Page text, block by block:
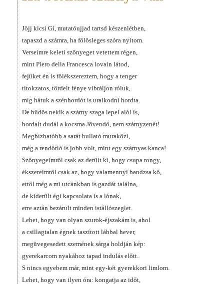
Jöjj kicsi Gí, mutatóujjad tartsd készenlétben,
tapaszd a számra, ha fölösleges szóra nyitom.
Verseimre keleti szőnyeget vetettem régen,
mint Piero della Francesca lovain látod,
fejüket én is fölékszereztem, hogy a tenger
titokzatos, tördelt fénye vibráljon róluk,
míg hátuk a szénhordót is uralkodni hordta.
De büdös nekik a szárny szaga lepel alól is,
bordalt dudál a kocsma Jövendő, nem szárnyzenét!
Megbízhatóbb a sarát hullató muraközi,
még a rendőrló is jobb volt, mint egy szárnyas kanca!
Szőnyegeimről csak az derült ki, hogy csupa rongy,
ékszereimről csak az, hogy valamennyi bandzsa kő,
ettől még a mi utcánkban is gazdát találna,
de kiderült égi kapcsolata is a lónak,
erre aztán bezárult minden istállószeglet.
Lehet, hogy van olyan szurok-éjszakám is, ahol
a csillagtalan égnek taszított lábbal hever,
megüvegesedett szemének sárga holdján kép:
gyerekarcom nyakához tapad indulás előtt.
S nincs egyebem már, mint egy-két gyerekkori limlom.
Lehet, hogy van ilyen óra: kongatja az időt,